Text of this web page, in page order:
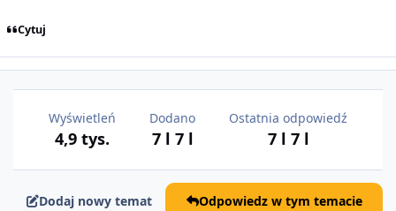
Cytuj
Wyświetleń
4,9 tys.
Dodano
7 l 7 l
Ostatnia odpowiedź
7 l 7 l
Dodaj nowy temat Odpowiedz w tym temacie